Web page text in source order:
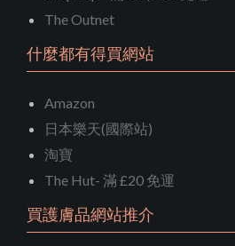
The Outnet
什麼都有得買網站
Amazon
日本樂天(國際站)
淘寶
The Hut- 滿 £20 免運
買護膚品網站推介